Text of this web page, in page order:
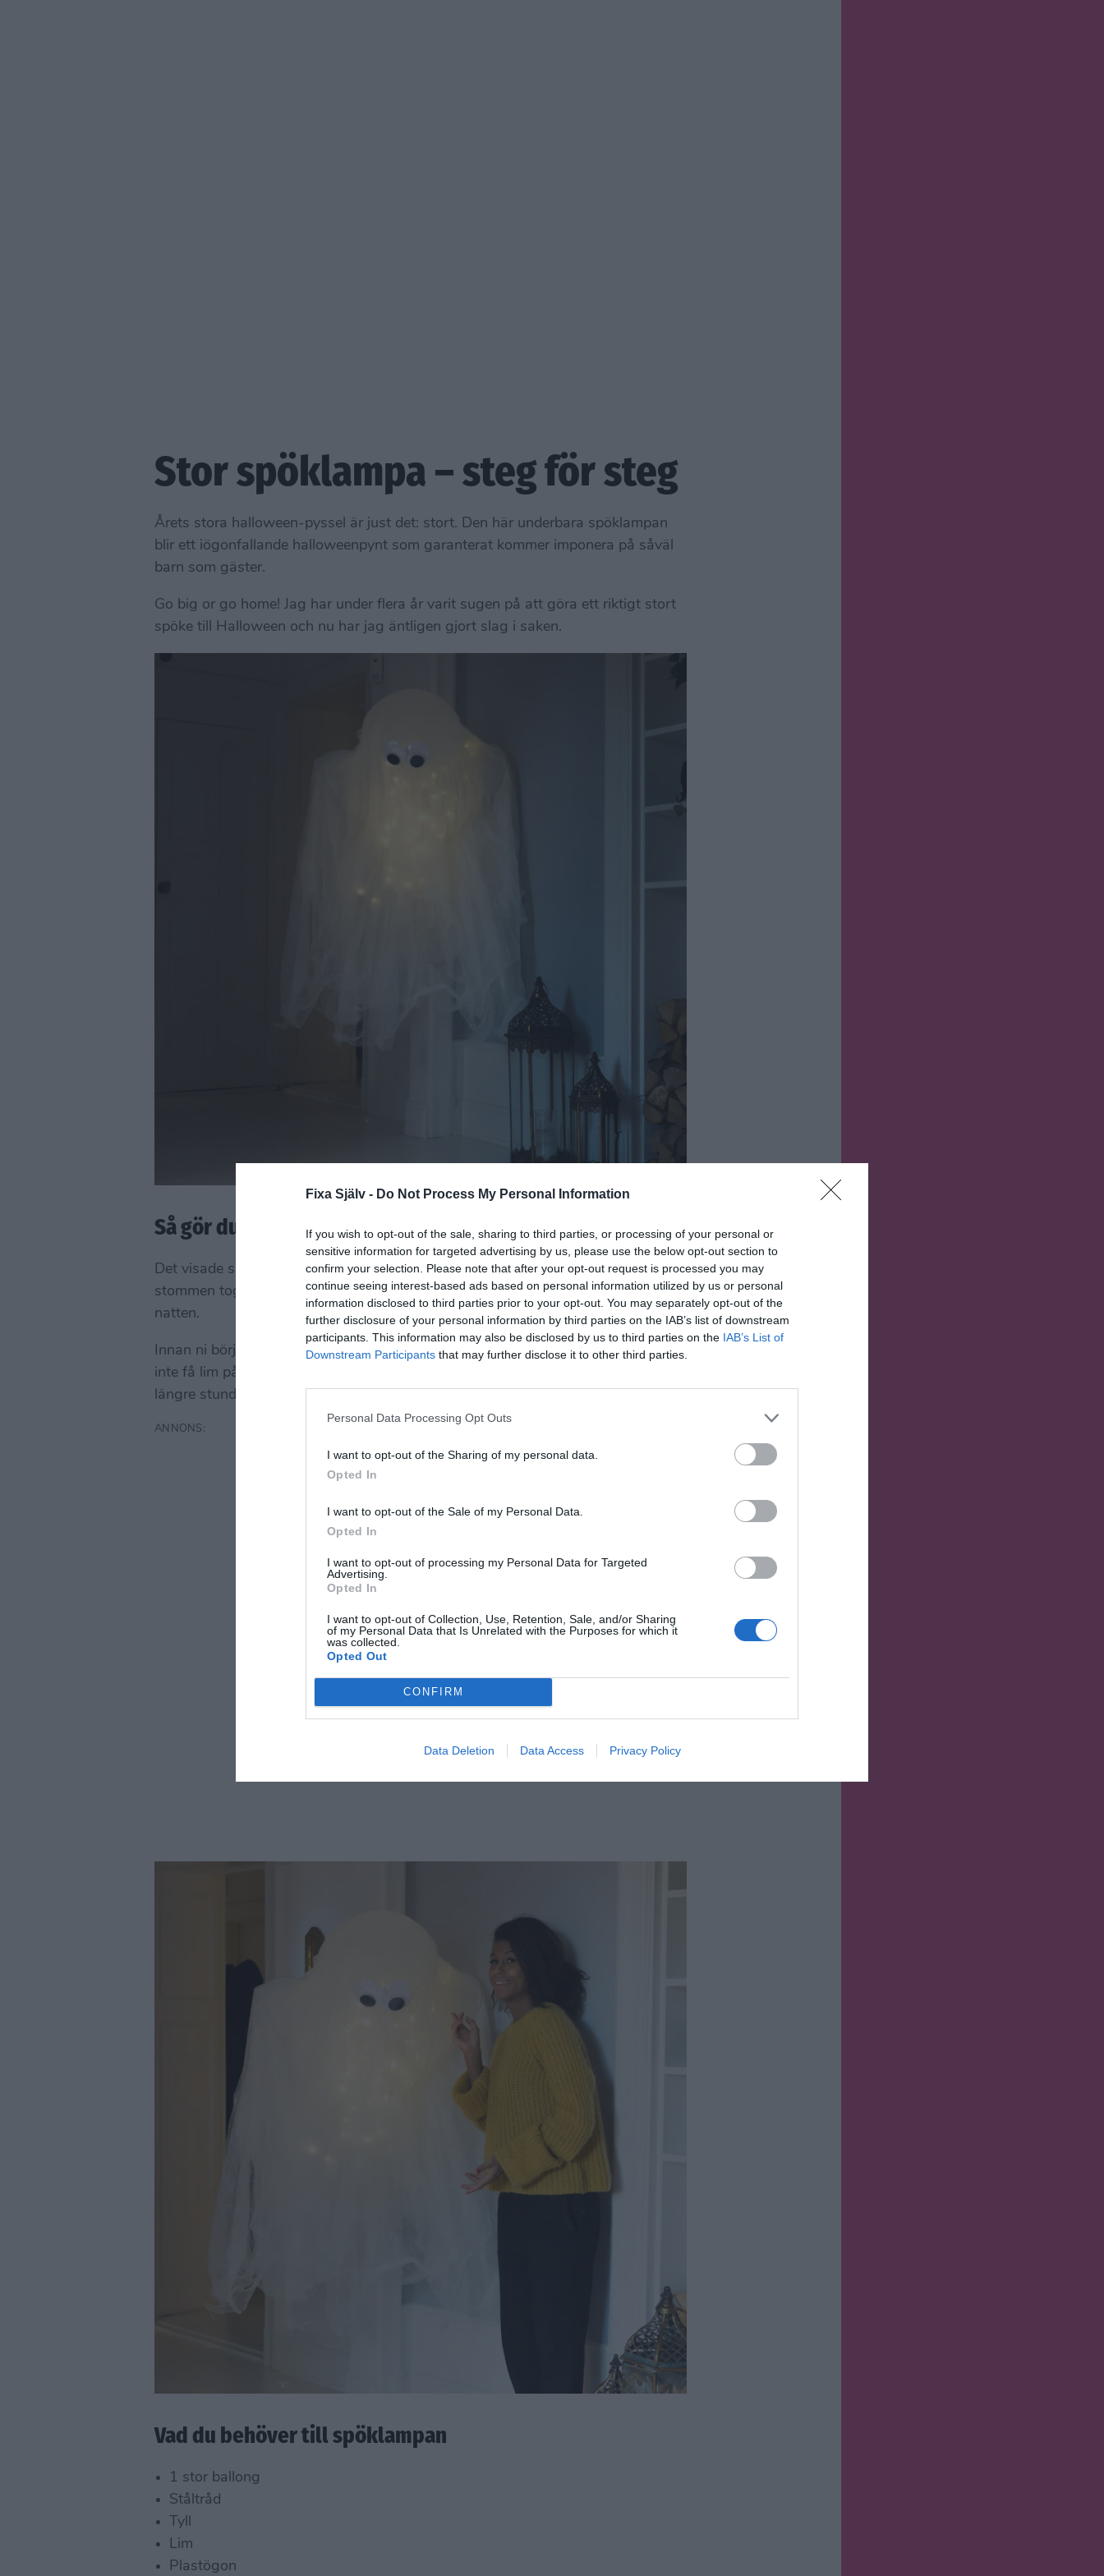
Fixa Själv - Do Not Process My Personal Information
If you wish to opt-out of the sale, sharing to third parties, or processing of your personal or
sensitive information for targeted advertising by us, please use the below opt-out section to
confirm your selection. Please note that after your opt-out request is processed you may
continue seeing interest-based ads based on personal information utilized by us or personal
information disclosed to third parties prior to your opt-out. You may separately opt-out of the
further disclosure of your personal information by third parties on the IAB’s list of downstream
participants. This information may also be disclosed by us to third parties on the IAB’s List of
Downstream Participants that may further disclose it to other third parties.
Personal Data Processing Opt Outs
I want to opt-out of the Sharing of my personal data.
Opted In
I want to opt-out of the Sale of my Personal Data.
Opted In
I want to opt-out of processing my Personal Data for Targeted
Advertising.
Opted In
I want to opt-out of Collection, Use, Retention, Sale, and/or Sharing
of my Personal Data that Is Unrelated with the Purposes for which it
was collected.
Opted Out
CONFIRM
Data Deletion Data Access Privacy Policy
Stor spöklampa – steg för steg
Årets stora halloween-pyssel är just det: stort. Den här underbara spöklampan
blir ett iögonfallande halloweenpynt som garanterat kommer imponera på såväl
barn som gäster.
Go big or go home! Jag har under flera år varit sugen på att göra ett riktigt stort
spöke till Halloween och nu har jag äntligen gjort slag i saken.
Så gör du spöklampan
Det visade sig att den var enklare än vad jag trott att pyssla ihop. Själva
stommen tog mindre än en timme att sätta ihop – sedan lät jag den torka över
natten.
Innan ni börjar pyssla är det viktigt att täcka golvet med papper eller plast för att
inte få lim på golvet. Leta även upp en bra plats där du vet att spöket kan stå en
längre stund för att torka.
Vad du behöver till spöklampan
1 stor ballong
Ståltråd
Tyll
Lim
Plastögon